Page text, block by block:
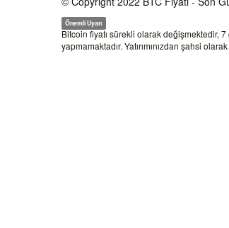
Önemli Uyarı
Bitcoin fiyatı sürekli olarak değişmektedir,
yapmamaktadır. Yatırımınızdan şahsi